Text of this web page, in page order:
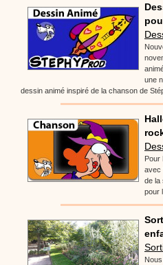
une
dessin animé inspiré de la chanson de
Pour
avec
de la
pour